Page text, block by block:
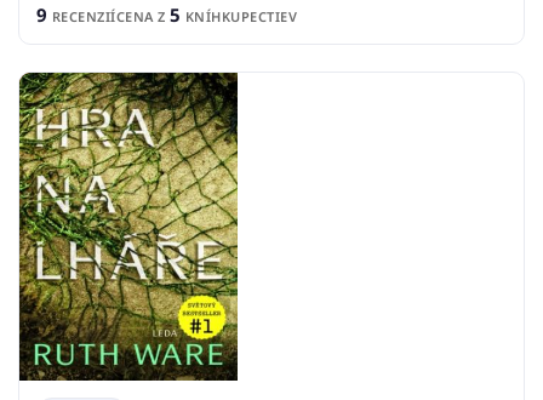
9 RECENZIÍCENA Z 5 KNÍHKUPECTIEV